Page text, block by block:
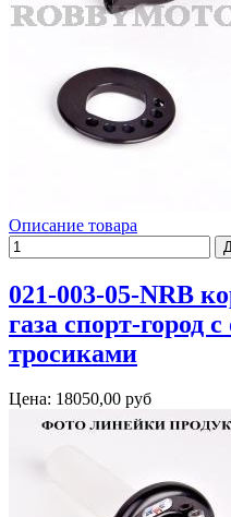
Описание товара
021-003-05-NRB
газа спорт-город
тросиками
Цена: 18050,00 руб